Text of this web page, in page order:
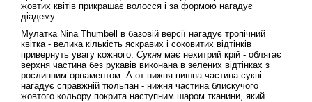
жовтих квітів прикрашає волосся і за формою нагадує
діадему.
Мулатка Nina Thumbell в базовій версії нагадує тропічний
квітка - велика кількість яскравих і соковитих відтінків
привернуть увагу кожного. Сукня має нехитрий крій - облягає
верхня частина без рукавів виконана в зелених відтінках з
рослинним орнаментом. А от нижня пишна частина сукні
нагадує справжній тюльпан - нижня частина блискучого
жовтого кольору покрита наступним шаром тканини, який